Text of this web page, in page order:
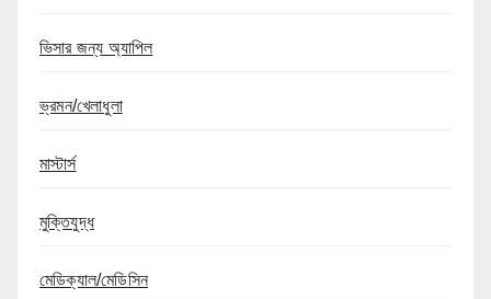
ভিসার জন্য অ্যাপিল
ভ্রমন/খেলাধুলা
মাস্টার্স
মুক্তিযুদ্ধ
মেডিক্যাল/মেডিসিন